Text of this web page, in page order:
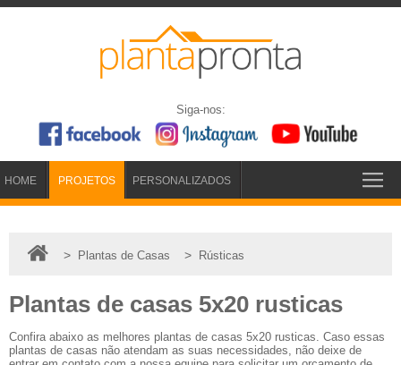
Siga-nos:
HOME PROJETOS PERSONALIZADOS
> Plantas de Casas > Rústicas
Plantas de casas 5x20 rusticas
Confira abaixo as melhores plantas de casas 5x20 rusticas. Caso essas
plantas de casas não atendam as suas necessidades, não deixe de